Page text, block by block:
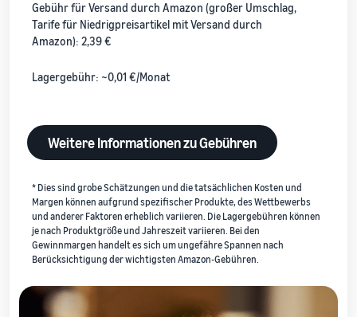
Gebühr für Versand durch Amazon (großer Umschlag,
Tarife für Niedrigpreisartikel mit Versand durch
Amazon): 2,39 €
Lagergebühr: ~0,01 €/Monat
Weitere Informationen zu Gebühren
* Dies sind grobe Schätzungen und die tatsächlichen Kosten und
Margen können aufgrund spezifischer Produkte, des Wettbewerbs
und anderer Faktoren erheblich variieren. Die Lagergebühren können
je nach Produktgröße und Jahreszeit variieren. Bei den
Gewinnmargen handelt es sich um ungefähre Spannen nach
Berücksichtigung der wichtigsten Amazon-Gebühren.